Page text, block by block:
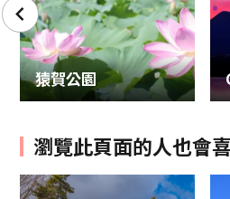
猿賀公園
瀏覽此頁面的人也會